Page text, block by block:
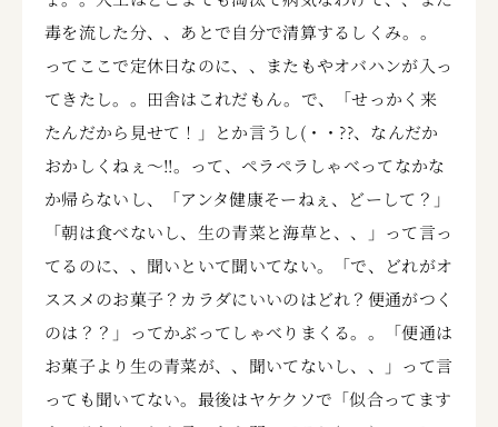
毒を流した分、、あとで自分で清算するしくみ。。
ってここで定休日なのに、、またもやオバハンが入っ
てきたし。。田舎はこれだもん。で、「せっかく来
たんだから見せて！」とか言うし(・・??、なんだか
おかしくねぇ～!!。って、ペラペラしゃべってなかな
か帰らないし、「アンタ健康そーねぇ、どーして？」
「朝は食べないし、生の青菜と海草と、、」って言っ
てるのに、、聞いといて聞いてない。「で、どれがオ
ススメのお菓子？カラダにいいのはどれ？便通がつく
のは？？」ってかぶってしゃべりまくる。。「便通は
お菓子より生の青菜が、、聞いてないし、、」って言
っても聞いてない。最後はヤケクソで「似合ってます